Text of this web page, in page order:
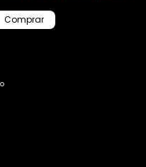
Comprar